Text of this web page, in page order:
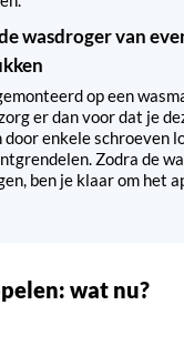
op een
er dan voor dat je
enkele schroeven
Zodra de
ben je klaar om het
wat nu?